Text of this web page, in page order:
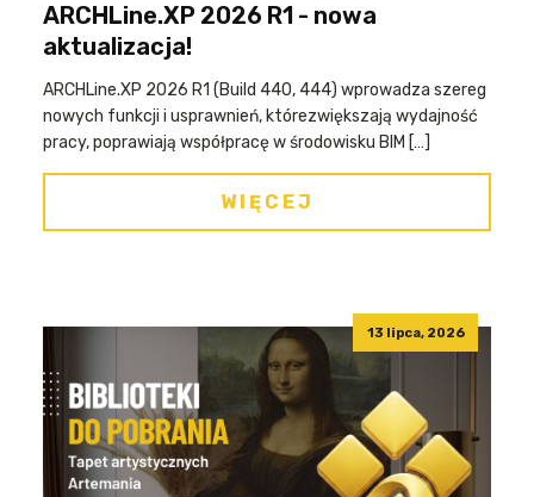
ARCHLine.XP 2026 R1 - nowa
aktualizacja!
ARCHLine.XP 2026 R1 (Build 440, 444) wprowadza szereg
nowych funkcji i usprawnień, którezwiększają wydajność
pracy, poprawiają współpracę w środowisku BIM […]
WIĘCEJ
13 lipca, 2026